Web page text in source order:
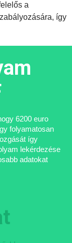
a
így
6200 euro
folyamatosan
így
lekérdezése
adatokat